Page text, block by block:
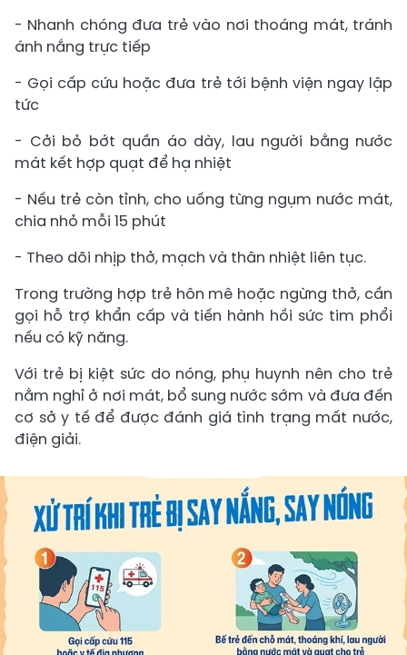
- Nhanh chóng đưa trẻ vào nơi thoáng mát, tránh
ánh nắng trực tiếp
- Gọi cấp cứu hoặc đưa trẻ tới bệnh viện ngay lập
tức
- Cởi bỏ bớt quần áo dày, lau người bằng nước
mát kết hợp quạt để hạ nhiệt
- Nếu trẻ còn tỉnh, cho uống từng ngụm nước mát,
chia nhỏ mỗi 15 phút
- Theo dõi nhịp thở, mạch và thân nhiệt liên tục.
Trong trường hợp trẻ hôn mê hoặc ngừng thở, cần
gọi hỗ trợ khẩn cấp và tiến hành hồi sức tim phổi
nếu có kỹ năng.
Với trẻ bị kiệt sức do nóng, phụ huynh nên cho trẻ
nằm nghỉ ở nơi mát, bổ sung nước sớm và đưa đến
cơ sở y tế để được đánh giá tình trạng mất nước,
điện giải.